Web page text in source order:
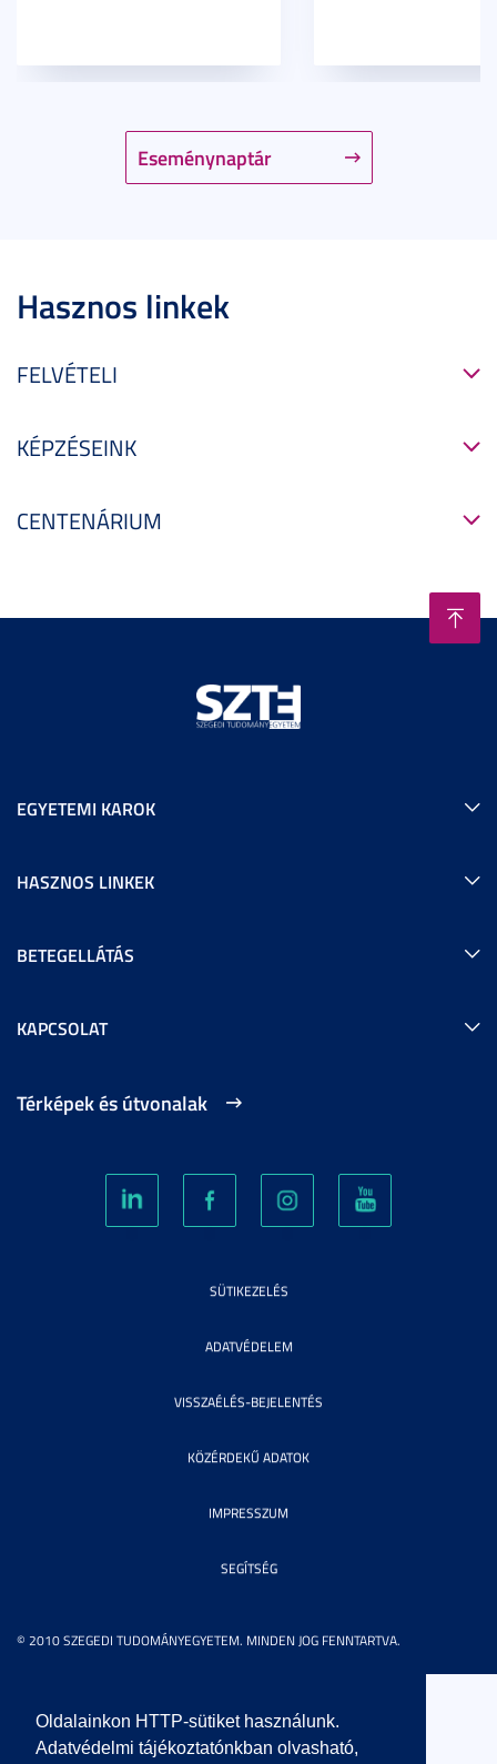
Oldalainkon HTTP-sütiket használunk.
Adatvédelmi tájékoztatónkban olvasható,
Eseménynaptár
Hasznos linkek
FELVÉTELI
KÉPZÉSEINK
CENTENÁRIUM
EGYETEMI KAROK
HASZNOS LINKEK
BETEGELLÁTÁS
KAPCSOLAT
Térképek és útvonalak
© 2010 SZEGEDI TUDOMÁNYEGYETEM. MINDEN JOG FENNTARTVA.
SÜTIKEZELÉS
ADATVÉDELEM
VISSZAÉLÉS-BEJELENTÉS
KÖZÉRDEKŰ ADATOK
IMPRESSZUM
SEGÍTSÉG